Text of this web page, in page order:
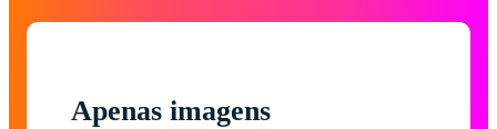
Apenas imagens